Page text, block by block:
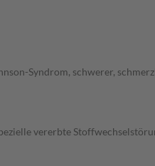
Syndrom, schwerer,
vererbte